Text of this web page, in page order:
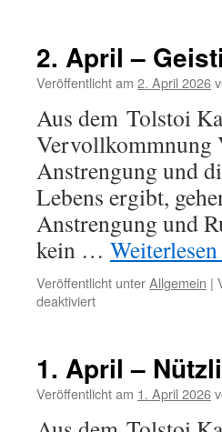
2. April –
Veröffentlicht am 2. April 2026
Aus dem Tolstoi
Anstrengung und
Lebens ergibt,
Anstrengung und
kein … Weiterlesen
Veröffentlicht unterAllgemein |
deaktiviertfür
Geistige
Vervollkommnung
1. April –
Veröffentlicht am 1. April 2026